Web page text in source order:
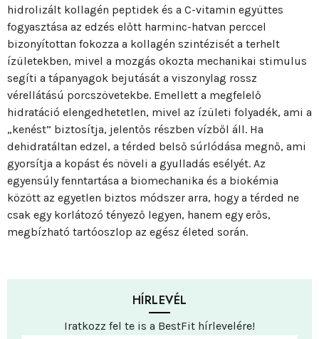
HÍRLEVÉL
Iratkozz fel te is a BestFit hírlevelére!
hidrolizált kollagén peptidek és a C-vitamin együttes
fogyasztása az edzés előtt harminc-hatvan perccel
bizonyítottan fokozza a kollagén szintézisét a terhelt
ízületekben, mivel a mozgás okozta mechanikai stimulus
segíti a tápanyagok bejutását a viszonylag rossz
vérellátású porcszövetekbe. Emellett a megfelelő
hidratáció elengedhetetlen, mivel az ízületi folyadék, ami a
„kenést” biztosítja, jelentős részben vízből áll. Ha
dehidratáltan edzel, a térded belső súrlódása megnő, ami
gyorsítja a kopást és növeli a gyulladás esélyét. Az
egyensúly fenntartása a biomechanika és a biokémia
között az egyetlen biztos módszer arra, hogy a térded ne
csak egy korlátozó tényező legyen, hanem egy erős,
megbízható tartóoszlop az egész életed során.